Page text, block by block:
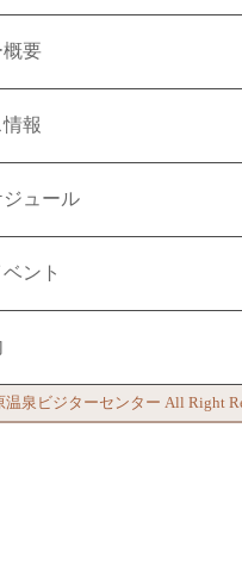
概要
報
ュール
ント
温泉ビジターセンター All Right